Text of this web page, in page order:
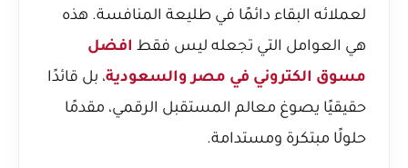
لعملائه البقاء دائمًا في طليعة المنافسة. هذه
هي العوامل التي تجعله ليس فقط افضل
مسوق الكتروني في مصر والسعودية، بل قائدًا
حقيقيًا يصوغ معالم المستقبل الرقمي، مقدمًا
حلولًا مبتكرة ومستدامة.